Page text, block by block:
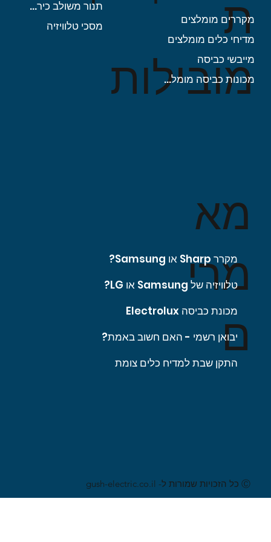
Ⓒ כל הזכויות שמורות ל- gush-electric.co.il
מא
מרי
ם
מקרר Sharp או Samsung?
טלוויזיה של Samsung או LG?
מכונת כביסה Electrolux
יבואן רשמי - האם חשוב באמת?
התקן שבת למדיח כלים צומת
ת
מובילות
תנור משולב כיריים
מסכי טלוויזיה
מקררים מומלצים
מדיחי כלים מומלצים
מייבשי כביסה
מכונות כביסה מומלצות